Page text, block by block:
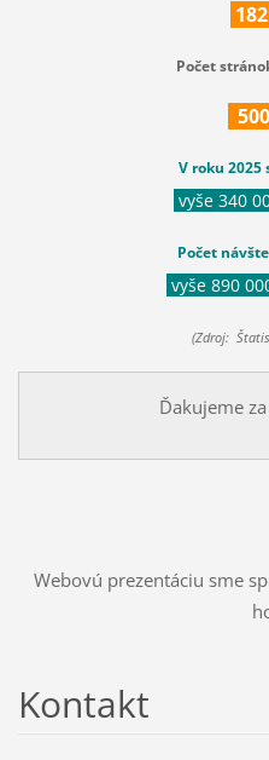
182
Počet
500
V roku 2025
vyše 340
Počet
vyše 890
(Zdroj:
Ďakujeme
Webovú prezentáciu sme
Kontakt